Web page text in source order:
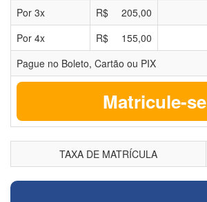
Por 3x R$
205,00
Por 4x R$
155,00
Pague no Boleto, Cartão ou PIX
Matricule-se
TAXA DE MATRÍCULA